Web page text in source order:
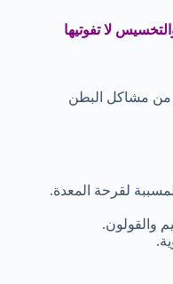
لا تفوتيها
من مشاكل البطن
لقرحة المعدة.
والقولون.